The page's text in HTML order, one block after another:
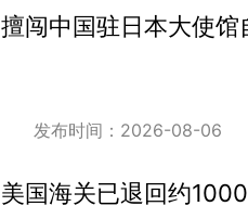
擅闯中国驻日本大使馆
发布时间：2026-08-06
美国海关已退回约